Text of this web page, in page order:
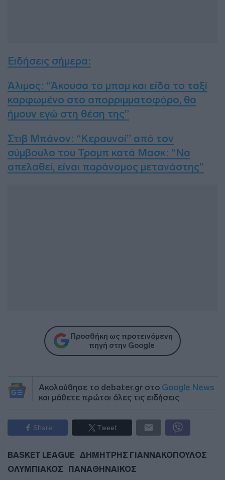
Ειδήσεις σήμερα:
Άλιμος: “Άκουσα το μπαμ και είδα το ταξί
καρφωμένο στο απορριμματοφόρο, θα
ήμουν εγώ στη θέση της”
Στιβ Μπάνον: “Κεραυνοί” από τον
σύμβουλο του Τραμπ κατά Μασκ: “Να
απελαθεί, είναι παράνομος μετανάστης”
Προσθήκη ως προτεινόμενη
πηγή στην Google
Ακολούθησε το debater.gr στο Google News
και μάθετε πρώτοι όλες τις ειδήσεις
Share Tweet
BASKET LEAGUE
ΔΗΜΗΤΡΗΣ ΓΙΑΝΝΑΚΟΠΟΥΛΟΣ
ΟΛΥΜΠΙΑΚΟΣ
ΠΑΝΑΘΗΝΑΙΚΟΣ